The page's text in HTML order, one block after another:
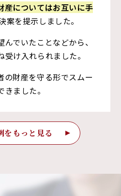
産についてはお互いに手
案を提示しました。
でいたことなどから、
け入れられました。
の財産を守る形でスムー
ました。
をもっと見る